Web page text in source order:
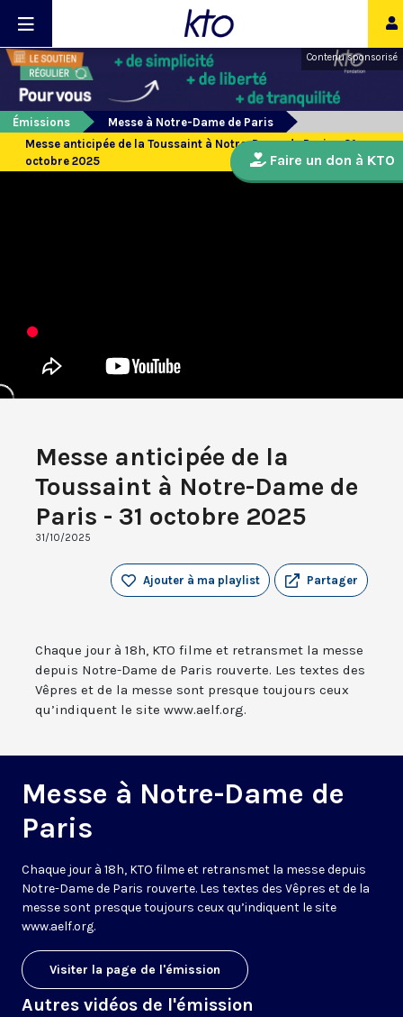
Contenu sponsorisé
Émissions
Messe à Notre-Dame de Paris
Messe anticipée de la Toussaint à Notre-Dame de Paris - 31
octobre 2025
Messe anticipée de la
Toussaint à Notre-Dame de
Paris - 31 octobre 2025
31/10/2025
Partager
Ajouter à ma playlist
Chaque jour à 18h, KTO filme et retransmet la messe
depuis Notre-Dame de Paris rouverte. Les textes des
Vêpres et de la messe sont presque toujours ceux
qu’indiquent le site www.aelf.org.
Messe à Notre-Dame de
Paris
Chaque jour à 18h, KTO filme et retransmet la messe depuis
Notre-Dame de Paris rouverte. Les textes des Vêpres et de la
messe sont presque toujours ceux qu’indiquent le site
www.aelf.org.
Visiter la page de l'émission
Autres vidéos de l'émission
Faire un don à KTO